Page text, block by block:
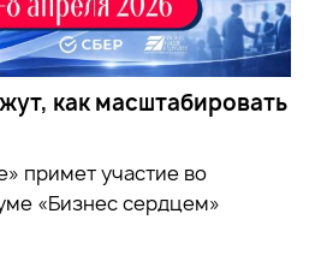
как масштабировать
примет участие во
«Бизнес сердцем»